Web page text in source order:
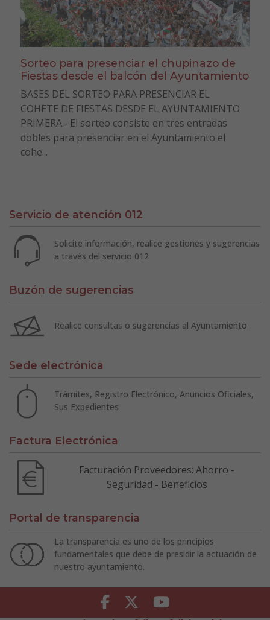
Sorteo para presenciar el chupinazo de
Fiestas desde el balcón del Ayuntamiento
BASES DEL SORTEO PARA PRESENCIAR EL
COHETE DE FIESTAS DESDE EL AYUNTAMIENTO
PRIMERA.- El sorteo consiste en tres entradas
dobles para presenciar en el Ayuntamiento el
cohe...
Servicio de atención 012
Solicite información, realice gestiones y sugerencias
a través del servicio 012
Buzón de sugerencias
Realice consultas o sugerencias al Ayuntamiento
Sede electrónica
Trámites, Registro Electrónico, Anuncios Oficiales,
Sus Expedientes
Factura Electrónica
Facturación Proveedores: Ahorro -
Seguridad - Beneficios
Portal de transparencia
La transparencia es uno de los principios
fundamentales que debe de presidir la actuación de
nuestro ayuntamiento.
Facebook Twitter Youtube